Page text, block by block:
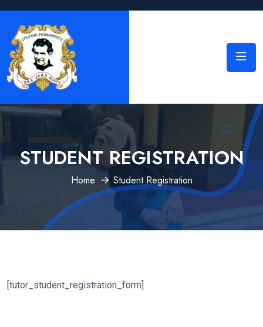
STUDENT REGISTRATION
Home Student Registration
[tutor_student_registration_form]